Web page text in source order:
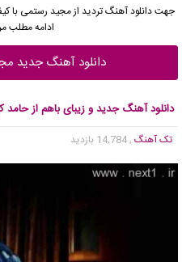
ادامه مطلب
دانلود آهنگ جدید
دانلود آهنگ جدید و زیبای باهم از حامد
تک آهنگ , 14,784 بازدید